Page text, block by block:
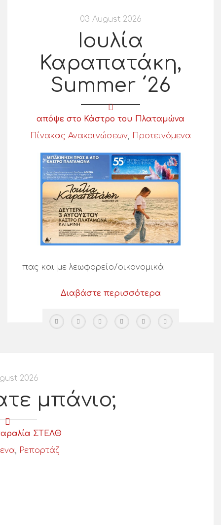
03 August 2026
Ιουλία
Καραπατάκη,
Summer ΄26
απόψε στο Κάστρο του Πλαταμώνα
Πίνακας Ανακοινώσεων, Προτεινόμενα
πας και με λεωφορείο/οικονομικά
Διαβάστε περισσότερα
2026
μπάνιο;
ΣΤΕΛΘ
, Ρεπορτάζ